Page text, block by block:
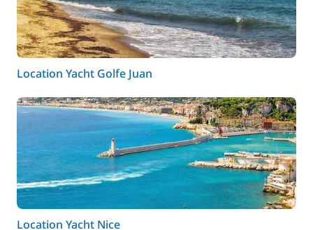
Location Yacht Golfe Juan
Location Yacht Nice